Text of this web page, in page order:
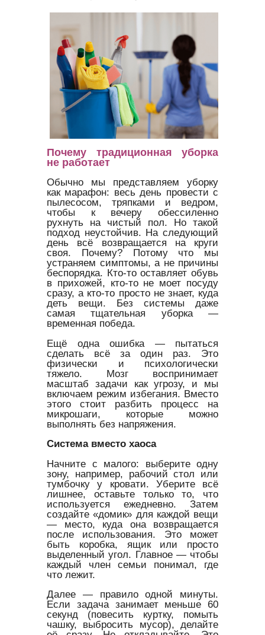
Почему традиционная уборка
не работает
Обычно мы представляем уборку
как марафон: весь день провести с
пылесосом, тряпками и ведром,
чтобы к вечеру обессиленно
рухнуть на чистый пол. Но такой
подход неустойчив. На следующий
день всё возвращается на круги
своя. Почему? Потому что мы
устраняем симптомы, а не причины
беспорядка. Кто-то оставляет обувь
в прихожей, кто-то не моет посуду
сразу, а кто-то просто не знает, куда
деть вещи. Без системы даже
самая тщательная уборка —
временная победа.
Ещё одна ошибка — пытаться
сделать всё за один раз. Это
физически и психологически
тяжело. Мозг воспринимает
масштаб задачи как угрозу, и мы
включаем режим избегания. Вместо
этого стоит разбить процесс на
микрошаги, которые можно
выполнять без напряжения.
Система вместо хаоса
Начните с малого: выберите одну
зону, например, рабочий стол или
тумбочку у кровати. Уберите всё
лишнее, оставьте только то, что
используется ежедневно. Затем
создайте «домик» для каждой вещи
— место, куда она возвращается
после использования. Это может
быть коробка, ящик или просто
выделенный угол. Главное — чтобы
каждый член семьи понимал, где
что лежит.
Далее — правило одной минуты.
Если задача занимает меньше 60
секунд (повесить куртку, помыть
чашку, выбросить мусор), делайте